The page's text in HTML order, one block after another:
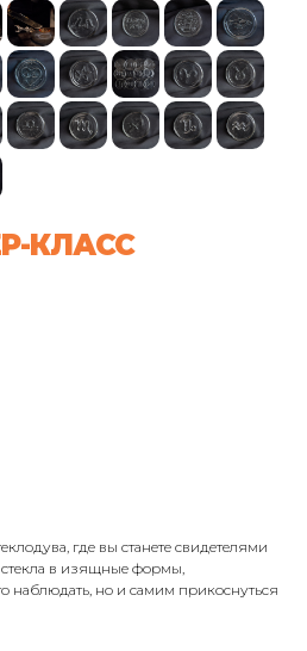
КЛАСС
где вы станете свидетелями
в изящные формы,
наблюдать, но и самим прикоснуться